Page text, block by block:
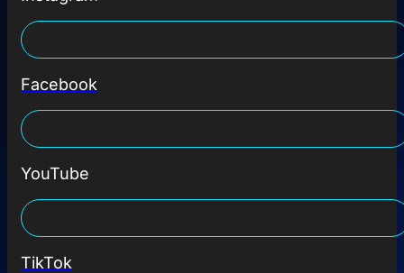
Facebook
YouTube
TikTok